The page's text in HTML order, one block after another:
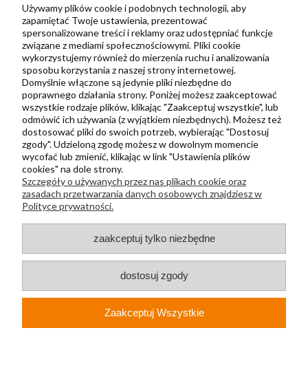
Zbieraj punkty za zakupy
Informacje
Kontakt
Regulamin
Polityka prywatności
Metody wysyłki i płatności
Płatności odroczone PayPo
Zwroty i reklamacje
Newsletter
Kontakt
sklep@kapak.pl
Używamy plików cookie i podobnych technologii, aby
zapamiętać Twoje ustawienia, prezentować
spersonalizowane treści i reklamy oraz udostępniać funkcje
związane z mediami społecznościowymi. Pliki cookie
wykorzystujemy również do mierzenia ruchu i analizowania
sposobu korzystania z naszej strony internetowej.
Domyślnie włączone są jedynie pliki niezbędne do
poprawnego działania strony. Poniżej możesz zaakceptować
wszystkie rodzaje plików, klikając "Zaakceptuj wszystkie", lub
odmówić ich używania (z wyjątkiem niezbędnych). Możesz też
dostosować pliki do swoich potrzeb, wybierając "Dostosuj
zgody". Udzieloną zgodę możesz w dowolnym momencie
wycofać lub zmienić, klikając w link "Ustawienia plików
cookies" na dole strony.
Szczegóły o używanych przez nas plikach cookie oraz
zasadach przetwarzania danych osobowych znajdziesz w
Polityce prywatności.
zaakceptuj tylko niezbędne
dostosuj zgody
Zaakceptuj Wszystkie